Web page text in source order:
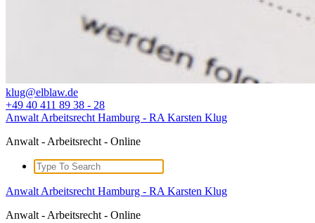
klug@elblaw.de
+49 40 411 89 38 - 28
Anwalt Arbeitsrecht Hamburg - RA Karsten Klug
Anwalt - Arbeitsrecht - Online
Search
for:
Anwalt Arbeitsrecht Hamburg - RA Karsten Klug
Anwalt - Arbeitsrecht - Online